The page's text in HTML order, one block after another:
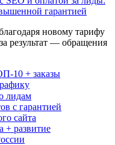
гарантией
новому тарифу
результат — обращения
10 + заказы
лидам
с гарантией
сайта
+ развитие